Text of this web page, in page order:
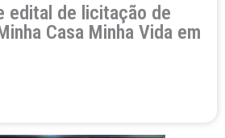
edital de licitação de
Casa Minha Vida em